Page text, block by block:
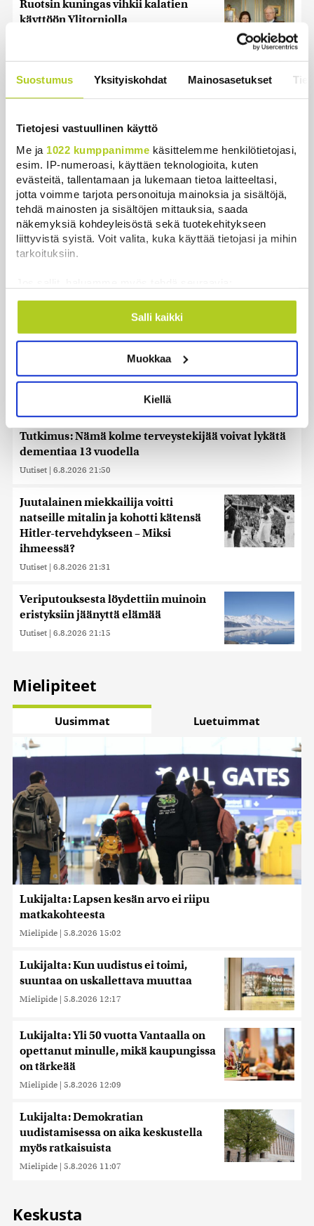
Suostumus Yksityiskohdat Mainosasetukset
Tietojesi vastuullinen käyttö
Me ja 1022 kumppanimme käsittelemme henkilötietojasi,
esim. IP-numeroasi, käyttäen teknologioita, kuten
evästeitä, tallentamaan ja lukemaan tietoa laitteeltasi,
jotta voimme tarjota personoituja mainoksia ja sisältöjä,
tehdä mainosten ja sisältöjen mittauksia, saada
näkemyksiä kohdeyleisöstä sekä tuotekehitykseen
liittyvistä syistä. Voit valita, kuka käyttää tietojasi ja mihin
tarkoituksiin.
Kerätä tietoja maantieteellisestä sijainnistasi,
mahdollisesti muutaman metrin tarkkuudella
ominaispiirteitä aktiivisesti (sormenjäljen
Lue lisää siitä, miten henkilötietojasi käsitellään ja miten
suostumustasi tai peruuttaa sen milloin vain
evästeilmoituksessa.
Käytämme evästeitä tarjoamamme sisällön ja mainosten
räätälöimiseen, sosiaalisen median ominaisuuksien
jaamme sosiaalisen median, mainosalan ja analytiikka-
alan kumppaneillemme tietoja siitä, miten käytät
sivustoamme. Kumppanimme voivat yhdistää näitä
tietoja muihin tietoihin, joita olet antanut heille tai joita on
kerätty, kun olet käyttänyt heidän palvelujaan. Tietoja
saatetaan myös siirtää ulkomaille.
Salli kaikki
Muokkaa
Kiellä
Ruotsin kuningas vihkii kalatien
käyttöön Ylitorniolla
Keskustan Siika-aho kertoo, mikä
hänestä on Ylen gallupin todellinen
hintaa”
Uutiset
Uusimmat
Tutkimus: Nämä kolme terveystekijää voivat lykätä
dementiaa 13 vuodella
Uutiset | 6.8.2026 21:50
Juutalainen miekkailija voitti
natseille mitalin ja kohotti kätensä
Hitler-tervehdykseen – Miksi
ihmeessä?
Uutiset | 6.8.2026 21:31
Veriputouksesta löydettiin muinoin
eristyksiin jäänyttä elämää
Uutiset | 6.8.2026 21:15
Mielipiteet
Uusimmat Luetuimmat
Lukijalta: Lapsen kesän arvo ei riipu
matkakohteesta
Mielipide | 5.8.2026 15:02
Lukijalta: Kun uudistus ei toimi,
suuntaa on uskallettava muuttaa
Mielipide | 5.8.2026 12:17
Lukijalta: Yli 50 vuotta Vantaalla on
opettanut minulle, mikä kaupungissa
on tärkeää
Mielipide | 5.8.2026 12:09
Lukijalta: Demokratian
uudistamisessa on aika keskustella
myös ratkaisuista
Mielipide | 5.8.2026 11:07
Keskusta